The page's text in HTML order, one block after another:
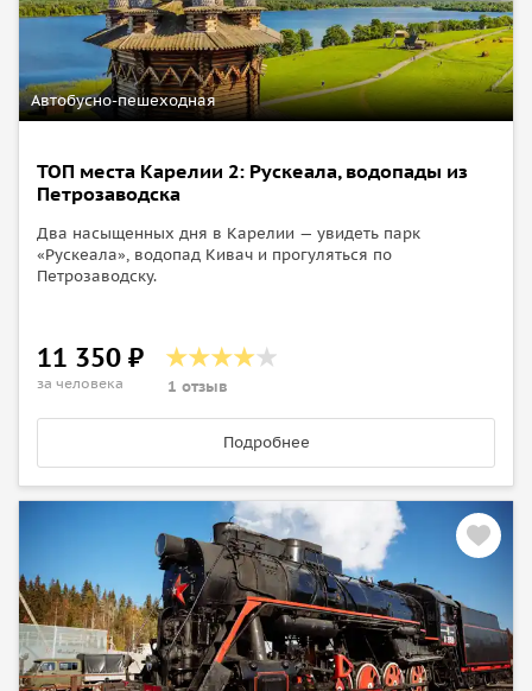
Автобусно-пешеходная
ТОП места Карелии 2: Рускеала, водопады из
Петрозаводска
Два насыщенных дня в Карелии — увидеть парк
«Рускеала», водопад Кивач и прогуляться по
Петрозаводску.
11 350 ₽
за человека 1 отзыв
Подробнее